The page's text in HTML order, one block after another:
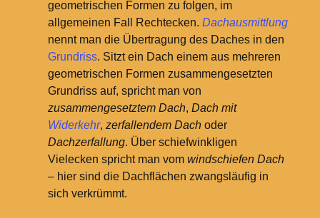
geometrischen Formen zu folgen, im
allgemeinen Fall Rechtecken. Dachausmittlung
nennt man die Übertragung des Daches in den
Grundriss. Sitzt ein Dach einem aus mehreren
geometrischen Formen zusammengesetzten
Grundriss auf, spricht man von
zusammengesetztem Dach, Dach mit
Widerkehr, zerfallendem Dachoder
Dachzerfallung. Über schiefwinkligen
Vielecken spricht man vom windschiefen Dach
– hier sind die Dachflächen zwangsläufig in
sich verkrümmt.